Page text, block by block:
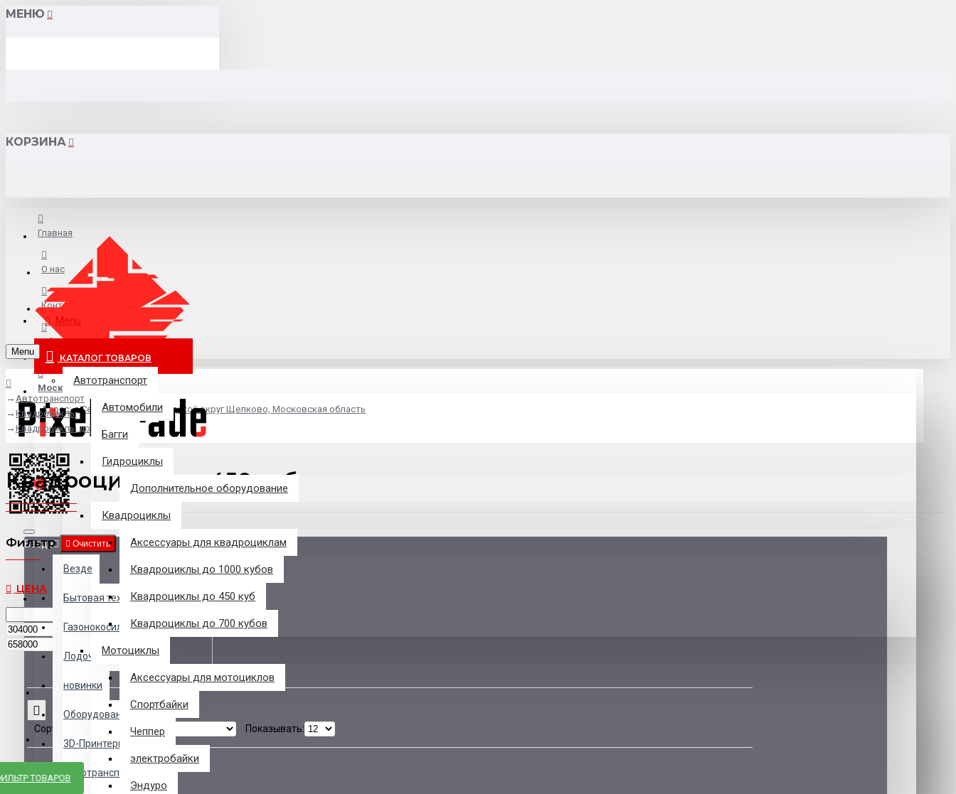
МЕНЮ
КОРЗИНА
Главная
О нас
Контакты
info@pixel-trade.ru
Москва
Адрес: д.Серково, вл1А, городской округ Щелково, Московская область
Везде
Везде
Бытовая техника
Газонокосилки
Лодочные Моторы
новинки
Оборудование
3D-Принтеры
Автотранспорт
Филиалы
Закладки
Сравнение
0 товар(ов) - 0 р.
Menu
КАТАЛОГ ТОВАРОВ
Автотранспорт
Автомобили
Багги
Гидроциклы
Дополнительное оборудование
Квадроциклы
Аксессуары для квадроциклам
Квадроциклы до 1000 кубов
Квадроциклы до 450 куб
Квадроциклы до 700 кубов
Мотоциклы
Аксессуары для мотоциклов
Спортбайки
Чеппер
электробайки
Эндуро
Menu
Автотранспорт
Квадроциклы
Квадроциклы до 450 куб
Квадроциклы до 450 куб
Фильтр Очистить
ЦЕНА
р.
Сравнение товаров
Сортировать:
Показывать:
ТОВАРОВ